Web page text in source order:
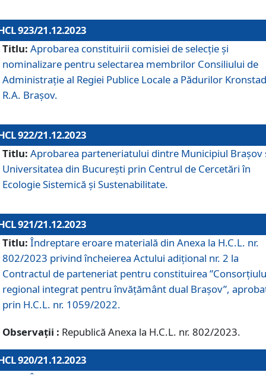
923/21.12.2023
Titlu: Aprobarea constituirii comisiei de selecție și
nominalizare pentru selectarea membrilor Consiliului de
Administrație al Regiei Publice Locale a Pădurilor
R.A. Brașov.
922/21.12.2023
Titlu: Aprobarea parteneriatului dintre Municipiul Brașov
Universitatea din București prin Centrul de Cercetări în
Ecologie Sistemică și Sustenabilitate.
921/21.12.2023
Titlu: Îndreptare eroare materială din Anexa la H.C.L. nr.
802/2023 privind încheierea Actului adițional nr. 2 la
Contractul de parteneriat pentru constituirea
regional integrat pentru învățământ dual Brașov”,
prin H.C.L. nr. 1059/2022.
Observații : Republică Anexa la H.C.L. nr. 802/2023.
920/21.12.2023